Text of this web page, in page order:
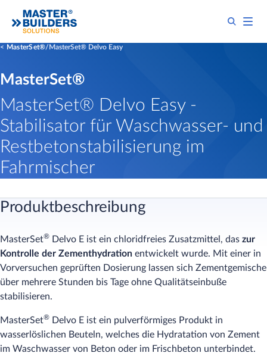
MasterSet® MasterSet® Delvo Easy
MasterSet®
MasterSet® Delvo Easy -
Stabilisator für Waschwasser- und
Restbetonstabilisierung im
Fahrmischer
Produktbeschreibung
MasterSet® Delvo E ist ein chloridfreies Zusatzmittel, das zur
Kontrolle der Zementhydration entwickelt wurde. Mit einer in
Vorversuchen geprüften Dosierung lassen sich Zementgemische
über mehrere Stunden bis Tage ohne Qualitätseinbuße
stabilisieren.
MasterSet® Delvo E ist ein pulverförmiges Produkt in
wasserlöslichen Beuteln, welches die Hydratation von Zement
im Waschwasser von Beton oder im Frischbeton unterbindet.